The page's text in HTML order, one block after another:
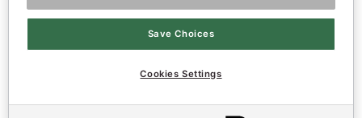
godt mod irritation. Når Perspirex antiperspirant
smøres på huden reagerer formulaen med vandet
Save Choices
Cookies Settings